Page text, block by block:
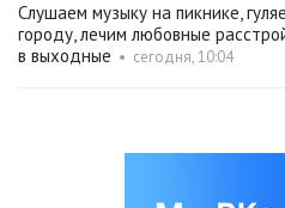
Слушаем музыку на пикнике,
городу, лечим любовные
в выходные • сегодня, 10:04